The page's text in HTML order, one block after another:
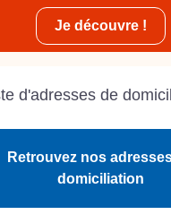
Je découvre !
d'adresses de
Retrouvez nos
domiciliation